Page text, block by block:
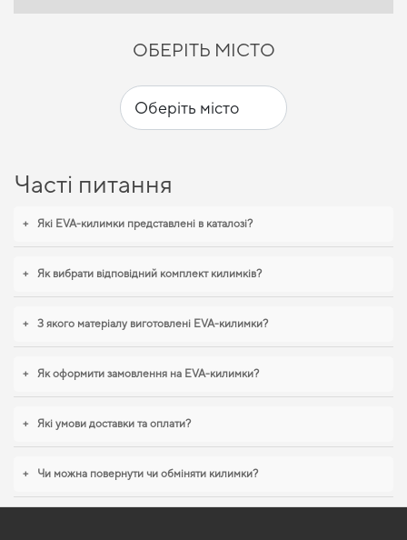
ОБЕРІТЬ МІСТО
Часті питання
+ Які EVA-килимки представлені в каталозі?
+ Як вибрати відповідний комплект килимків?
+ З якого матеріалу виготовлені EVA-килимки?
+ Як оформити замовлення на EVA-килимки?
+ Які умови доставки та оплати?
+ Чи можна повернути чи обміняти килимки?